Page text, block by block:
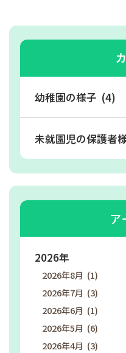
幼稚園の様子 (4)
未就園児の保護者
ア
2026年
2026年8月 (1)
2026年7月 (3)
2026年6月 (1)
2026年5月 (6)
2026年4月 (3)